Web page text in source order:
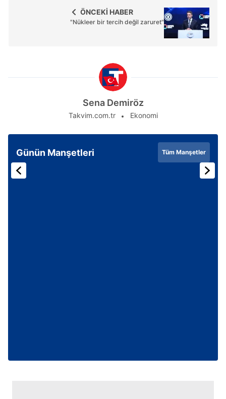
ÖNCEKİ HABER
"Nükleer bir tercih değil zaruret"
Sena Demiröz
Takvim.com.tr Ekonomi
Günün Manşetleri Tüm Manşetler